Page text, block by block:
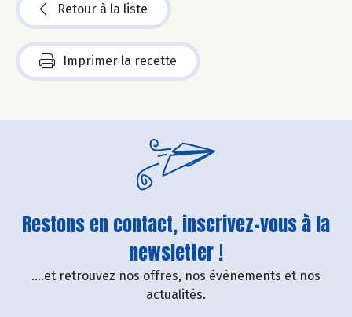
Retour à la liste
Imprimer la recette
Restons en contact, inscrivez-vous à la
newsletter !
....et retrouvez nos offres, nos événements et nos
actualités.